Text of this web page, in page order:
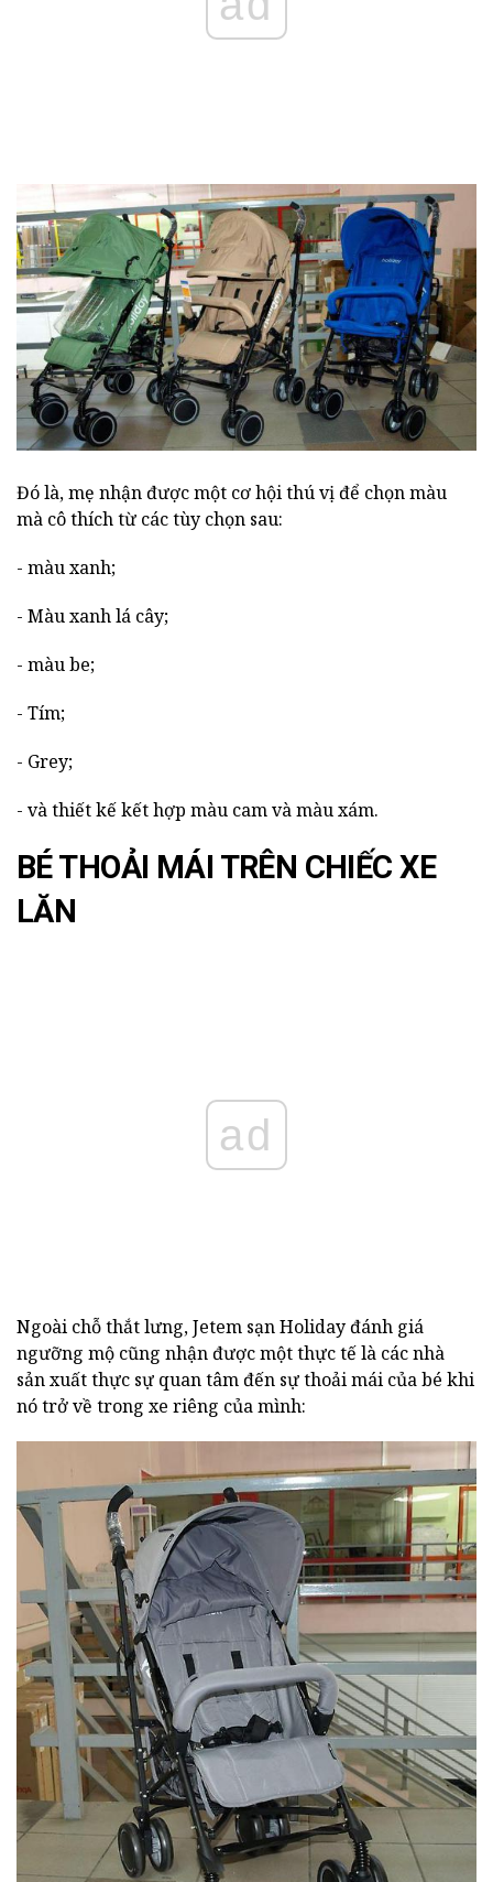
Đó là, mẹ nhận được một cơ hội thú vị để chọn màu
mà cô thích từ các tùy chọn sau:
- màu xanh;
- Màu xanh lá cây;
- màu be;
- Tím;
- Grey;
- và thiết kế kết hợp màu cam và màu xám.
BÉ THOẢI MÁI TRÊN CHIẾC XE
LĂN
ad
Ngoài chỗ thắt lưng, Jetem sạn Holiday đánh giá
ngưỡng mộ cũng nhận được một thực tế là các nhà
sản xuất thực sự quan tâm đến sự thoải mái của bé khi
nó trở về trong xe riêng của mình: